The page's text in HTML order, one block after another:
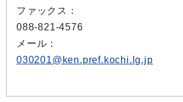
ファックス：
088-821-4576
メール：
030201@ken.pref.kochi.lg.jp